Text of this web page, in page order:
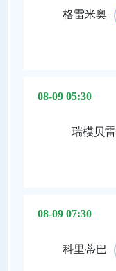
格雷米奥
08-09 05:30
瑞模贝雷
08-09 07:30
科里蒂巴